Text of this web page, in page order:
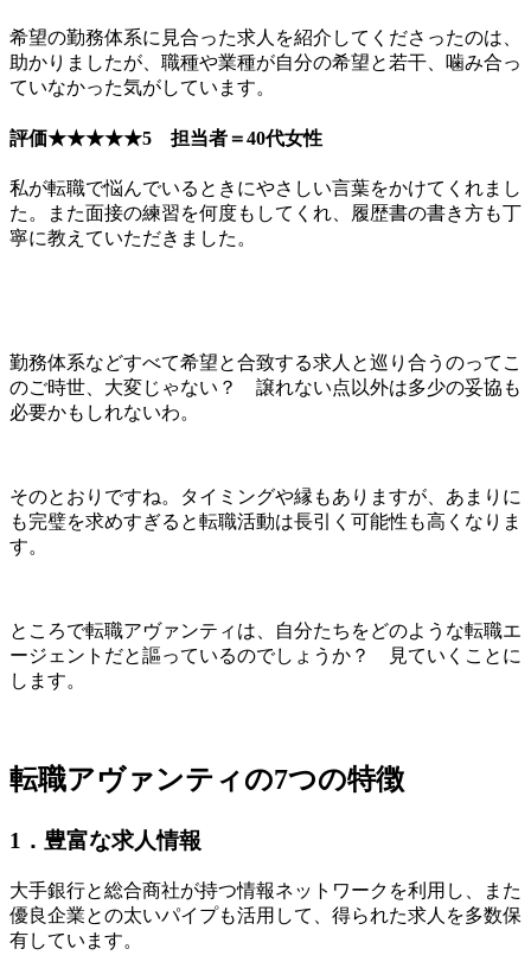
希望の勤務体系に見合った求人を紹介してくださったのは、
助かりましたが、職種や業種が自分の希望と若干、噛み合っ
ていなかった気がしています。
評価★★★★★5 担当者＝40代女性
私が転職で悩んでいるときにやさしい言葉をかけてくれまし
た。
また面接の練習を何度もしてくれ、履歴書の書き方も丁
寧に教えていただきました。
勤務体系などすべて希望と合致する求人と巡り合うのってこ
のご時世、大変じゃない？ 譲れない点以外は多少の妥協も
必要かもしれないわ。
そのとおりですね。タイミングや縁もありますが、あまりに
も完璧を求めすぎると転職活動は長引く可能性も高くなりま
す。
ところで転職アヴァンティは、自分たちをどのような転職エ
ージェントだと謳っているのでしょうか？ 見ていくことに
します。
転職アヴァンティの7つの特徴
1 ．豊富な求人情報
大手銀行と総合商社が持つ情報ネットワークを利用 し、また
優良企業との太いパイプも活用して、得られた求人を多数保
有しています。